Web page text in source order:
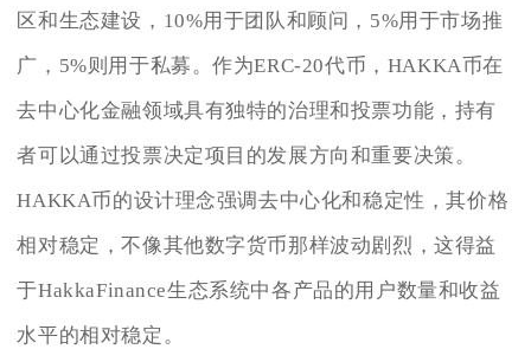
区和生态建设，10%用于团队和顾问，5%用于市场推
广，5%则用于私募。作为ERC-20代币，HAKKA币在
去中心化金融领域具有独特的治理和投票功能，持有
者可以通过投票决定项目的发展方向和重要决策。
HAKKA币的设计理念强调去中心化和稳定性，其价格
相对稳定，不像其他数字货币那样波动剧烈，这得益
于HakkaFinance生态系统中各产品的用户数量和收益
水平的相对稳定。